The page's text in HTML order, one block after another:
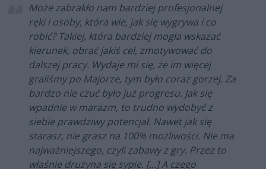
Może zabrakło nam bardziej profesjonalnej
ręki i osoby, która wie, jak się wygrywa i co
robić? Takiej, która bardziej mogła wskazać
kierunek, obrać jakiś cel, zmotywować do
dalszej pracy. Wydaje mi się, że im więcej
graliśmy po Majorze, tym było coraz gorzej. Za
bardzo nie czuć było już progresu. Jak się
wpadnie w marazm, to trudno wydobyć z
siebie prawdziwy potencjał. Nawet jak się
starasz, nie grasz na 100% możliwości. Nie ma
najważniejszego, czyli zabawy z gry. Przez to
właśnie drużyna się sypie. [...] A czego